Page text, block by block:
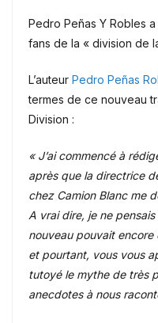
Pedro Peñas Y Robles
fans de la « division de
L’auteur Pedro Peñas
termes de ce nouveau
Division :
« J’ai commencé à
après que la directrice
chez Camion Blanc me
A vrai dire, je ne
nouveau pouvait
et pourtant, vous vous
tutoyé le mythe de très
anecdotes à nous